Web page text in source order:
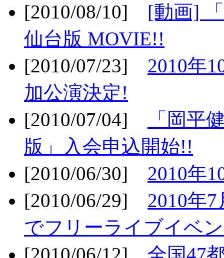
[2010/08/10] [動画]
仙台版 MOVIE!!
[2010/07/23] 2010年
加公演決定!
[2010/07/04]
「岡平
版」入会申込開始!!
[2010/06/30] 2010年
[2010/06/29] 2010年
でフリーライブイベ